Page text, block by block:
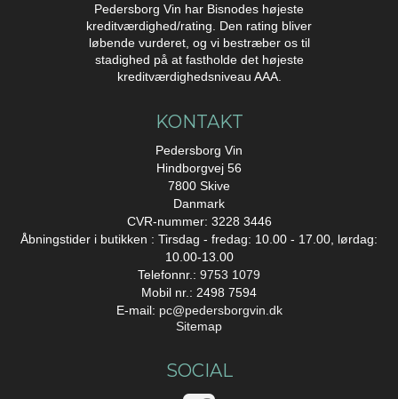
Pedersborg Vin har Bisnodes højeste
kreditværdighed/rating. Den rating bliver
løbende vurderet, og vi bestræber os til
stadighed på at fastholde det højeste
kreditværdighedsniveau AAA.
KONTAKT
Pedersborg Vin
Hindborgvej 56
7800 Skive
Danmark
CVR-nummer: 3228 3446
Åbningstider i butikken : Tirsdag - fredag: 10.00 - 17.00, lørdag:
10.00-13.00
Telefonnr.: 9753 1079
Mobil nr.: 2498 7594
E-mail: pc@pedersborgvin.dk
Sitemap
SOCIAL